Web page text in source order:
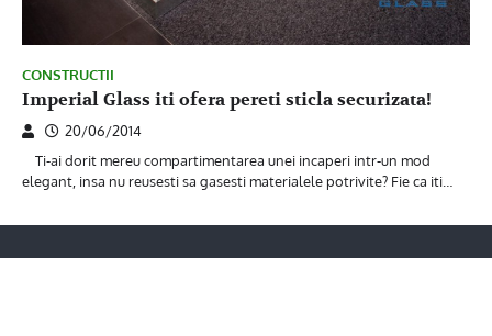
CONSTRUCTII
Imperial Glass iti ofera pereti sticla securizata!
20/06/2014
Ti-ai dorit mereu compartimentarea unei incaperi intr-un mod
elegant, insa nu reusesti sa gasesti materialele potrivite? Fie ca iti…